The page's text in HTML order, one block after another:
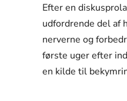
Efter en
udfordrende del af
nerverne og
første uger efter
en kilde til